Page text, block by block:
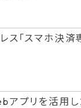
ス「スマホ決済
アプリを活用